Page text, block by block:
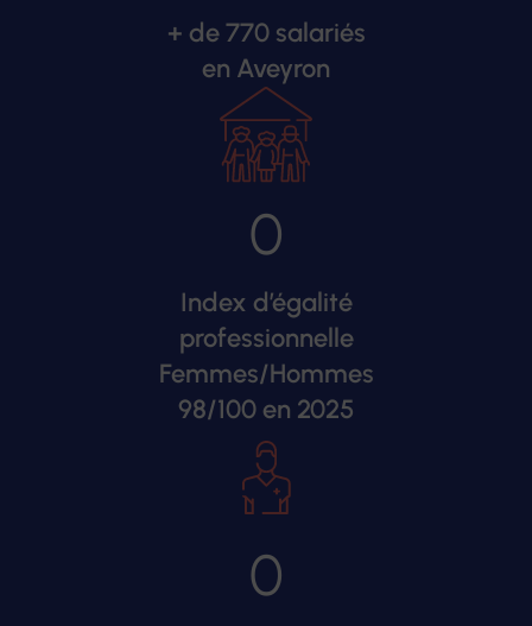
+ de 770 salariés
en Aveyron
0
Index d’égalité
professionnelle
Femmes/Hommes
98/100 en 2025
0